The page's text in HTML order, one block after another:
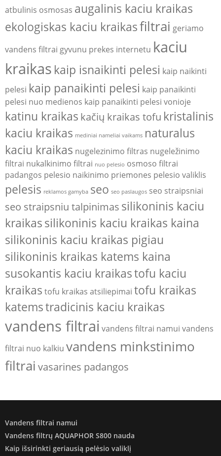
atbulinis osmosas augalinis kaciu kraikas
ekologiskas kaciu kraikasfiltrai geriamo
vandens filtrai gyvunu prekes internetu kaciu
kraikas kaip isnaikinti pelesi kaip naikinti
pelesi kaip panaikinti pelesi kaip panaikinti
pelesi nuo medienos kaip panaikinti pelesi vonioje
katinu kraikas kačių kraikas tofu kristalinis
kaciu kraikas mediniai nameliai vaikams naturalus
kaciu kraikas nugelezinimo filtras nugeležinimo
filtrai nukalkinimo filtrai nuo pelesio osmoso filtrai
padangos pelesio naikinimo priemones pelesio valiklis
pelesis reklamos gamyba seo seo paslaugos seo straipsniai
seo straipsniu talpinimas silikoninis kaciu
kraikassilikoninis kaciu kraikas kaina
silikoninis kaciu kraikas pigiau
silikoninis kraikas katems kaina
susokantis kaciu kraikastofu kaciu
kraikas tofu kraikas atsiliepimai tofu kraikas
katemstradicinis kaciu kraikas
vandens filtrai vandens filtrai namui vandens
filtrai nuo kalkiu vandens minkstinimo
filtrai vasarines padangos
Vandens filtrai namui
Vandens filtrų AQUAPHOR S800 nauda
Kaip išsirinkti geriausią pelėsio valiklį